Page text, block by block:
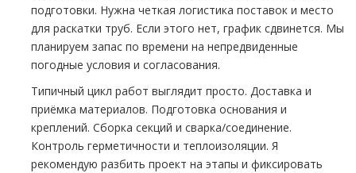
подготовки. Нужна четкая логистика поставок и место
для раскатки труб. Если этого нет, график сдвинется. Мы
планируем запас по времени на непредвиденные
погодные условия и согласования.
Типичный цикл работ выглядит просто. Доставка и
приёмка материалов. Подготовка основания и
креплений. Сборка секций и сварка/соединение.
Контроль герметичности и теплоизоляции. Я
рекомендую разбить проект на этапы и фиксировать